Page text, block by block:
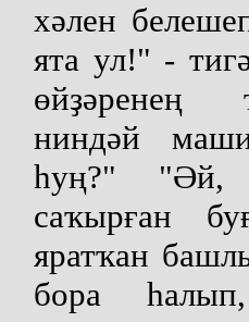
хәлен
ята ул!" -
өйҙәренең
ниндәй
һуң?" "Әй,
саҡырған
яратҡан
бора